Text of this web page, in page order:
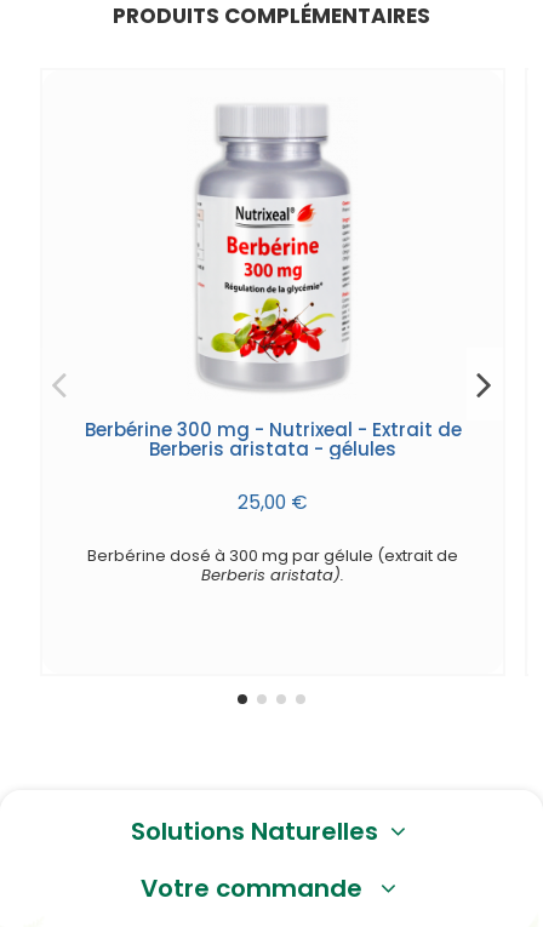
PRODUITS COMPLÉMENTAIRES
Berbérine 300 mg - Nutrixeal - Extrait de
Berberis aristata - gélules
25,00 €
Berbérine dosé à 300 mg par gélule (extrait de
Berberis aristata).
Solutions Naturelles
Votre commande